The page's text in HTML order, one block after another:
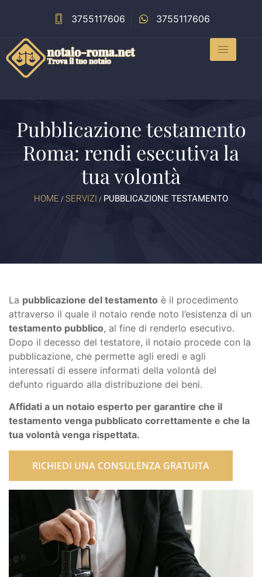
3755117606 3755117606
Pubblicazione testamento
Roma: rendi esecutiva la
tua volontà
HOME / SERVIZI / PUBBLICAZIONE TESTAMENTO
La pubblicazione del testamento è il procedimento
attraverso il quale il notaio rende noto l’esistenza di un
testamento pubblico, al fine di renderlo esecutivo.
Dopo il decesso del testatore, il notaio procede con la
pubblicazione, che permette agli eredi e agli
interessati di essere informati della volontà del
defunto riguardo alla distribuzione dei beni.
Affidati a un notaio esperto per garantire che il
testamento venga pubblicato correttamente e che la
tua volontà venga rispettata.
RICHIEDI UNA CONSULENZA GRATUITA